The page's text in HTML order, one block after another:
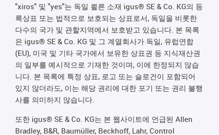
"xiros" 및 "yes"는 독일 쾰른 소재 igus® SE & Co. KG의 등
록상표 또는 법적으로 보호되는 상표로서, 독일을 비롯한
다수의 국가 및 관할지역에서 보호받고 있습니다. 본 목록
은 igus® SE & Co. KG 및 그 계열회사가 독일, 유럽연합
(EU), 미국 및 기타 국가에서 보유한 상표권 등 지식재산권
의 일부를 예시적으로 기재한 것이며, 이에 한정되지 않습
니다. 본 목록에 특정 상표, 로고 또는 슬로건이 포함되어
있지 않더라도, 이는 해당 권리에 대한 포기 또는 권리 불행
사를 의미하지 않습니다.
또한 igus® SE & Co. KG는 본 웹사이트에 언급된 Allen
Bradley, B&R, Baumüller, Beckhoff, Lahr, Control